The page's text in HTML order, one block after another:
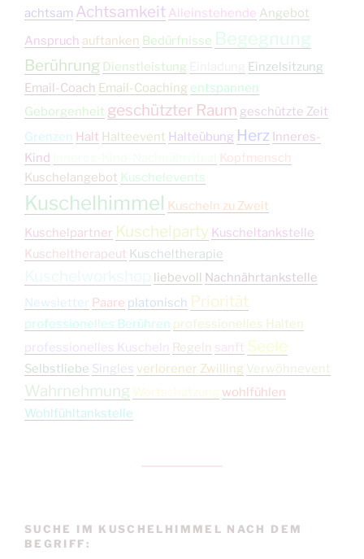
achtsam Achtsamkeit Alleinstehende Angebot
Anspruch auftanken Bedürfnisse Begegnung
Berührung Dienstleistung
Einzelsitzung
Email-Coach Email-Coaching entspannen
Geborgenheit geschützter Raum geschützte Zeit
Grenzen Halt Halteevent Halteübung Herz Inneres-
Kind
Kopfmensch
Kuschelangebot Kuschelevents
Kuschelhimmel Kuscheln zu Zweit
Kuschelpartner Kuschelparty Kuscheltankstelle
Kuscheltherapeut Kuscheltherapie
liebevoll Nachnährtankstelle
Newsletter Paare platonisch Priorität
professionelles Berühren professionelles Halten
professionelles Kuscheln Regeln sanft Seele
Selbstliebe Singles verlorener Zwilling Verwöhnevent
Wahrnehmung Wertschätzung wohlfühlen
Wohlfühltankstelle
SUCHE IM KUSCHELHIMMEL NACH DEM
BEGRIFF: